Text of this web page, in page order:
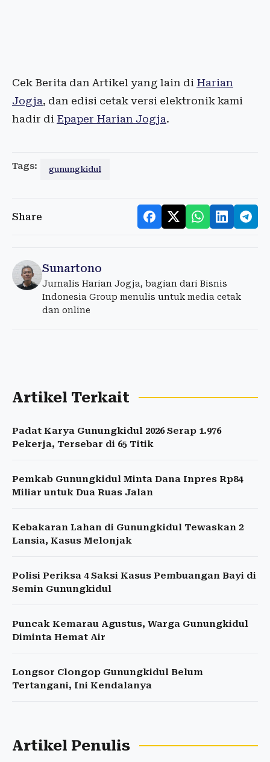
Cek Berita dan Artikel yang lain di Harian
Jogja, dan edisi cetak versi elektronik kami
hadir di Epaper Harian Jogja.
Tags: gunungkidul
Share
Sunartono
Jurnalis Harian Jogja, bagian dari Bisnis
Indonesia Group menulis untuk media cetak
dan online
Artikel Terkait
Padat Karya Gunungkidul 2026 Serap 1.976
Pekerja, Tersebar di 65 Titik
Pemkab Gunungkidul Minta Dana Inpres Rp84
Miliar untuk Dua Ruas Jalan
Kebakaran Lahan di Gunungkidul Tewaskan 2
Lansia, Kasus Melonjak
Polisi Periksa 4 Saksi Kasus Pembuangan Bayi di
Semin Gunungkidul
Puncak Kemarau Agustus, Warga Gunungkidul
Diminta Hemat Air
Longsor Clongop Gunungkidul Belum
Tertangani, Ini Kendalanya
Artikel Penulis